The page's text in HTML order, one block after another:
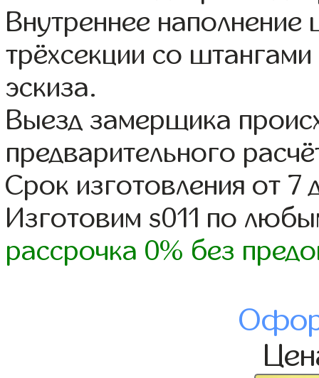
Внутреннее
трёхсекции со
эскиза.
Выезд замерщика
предварительного
Срок изготовления от 7
Изготовим s011 по
рассрочка 0% без